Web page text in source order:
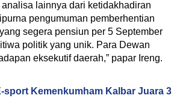
analisa lainnya dari ketidakhadiran
pengumuman pemberhentian
segera pensiun per 5 September
politik yang unik. Para Dewan
eksekutif daerah,” papar Ireng.
sport Kemenkumham Kalbar Juara 3